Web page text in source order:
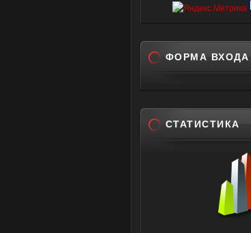
ФОРМА ВХОДА
СТАТИСТИКА